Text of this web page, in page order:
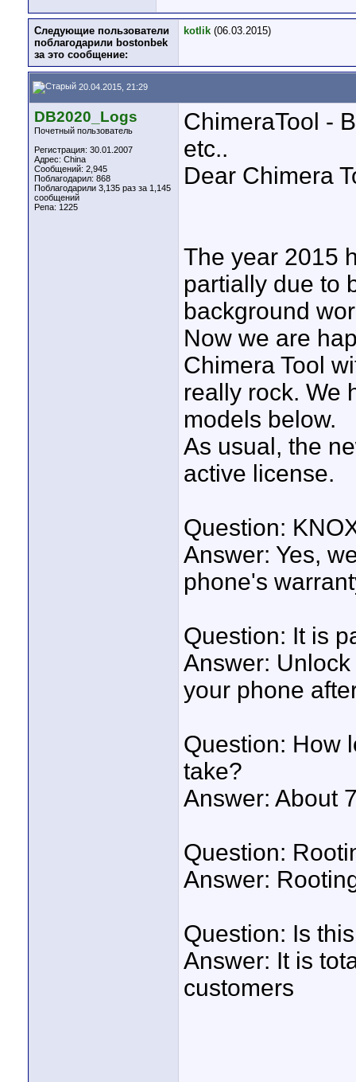
Следующие пользователи
поблагодарили bostonbek
за это сообщение:
kotlik (06.03.2015)
20.04.2015, 21:29
DB2020_Logs
Почетный пользователь
Регистрация: 30.01.2007
Адрес: China
Сообщений: 2,945
Поблагодарил: 868
Поблагодарили 3,135 раз за 1,145
сообщений
Репа: 1225
ChimeraTool -
etc..
Dear Chimera
The year 2015
partially due to
background
Now we are
Chimera Tool
really rock. We
models below.
As usual, the
active license.
Question:
Answer: Yes,
phone's
Question: It is
Answer:
your phone
Question: How
take?
Answer: About
Question:
Answer:
Question: Is
Answer: It is
customers